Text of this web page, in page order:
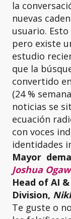
la
nuevas
usuario.
pero existe
estudio
que la
convertido
(24 %
noticias se
ecuación
con voces
identidades
Mayor
Joshua
Head of AI
Division,
Te guste o